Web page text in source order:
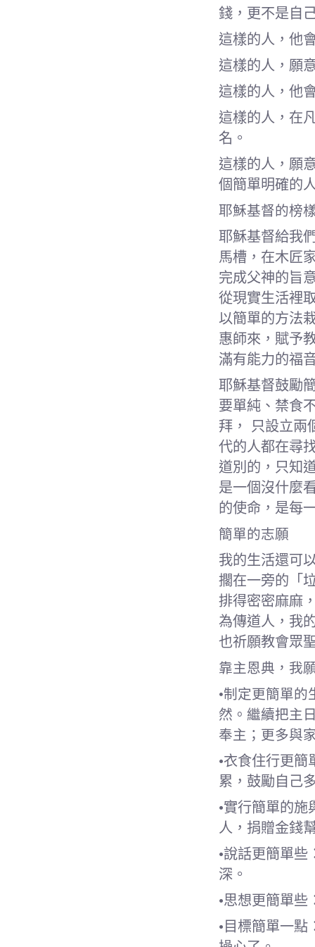
錢，更不是自
這樣的人，他
這樣的人，願
這樣的人，他
這樣的人，在
名。
這樣的人，願
個簡單明確的
耶穌基督的榜
耶穌基督給我
馬槽，在木匠
完成父神的旨
從現實生活裡
以簡單的方法
惠師來，賦予
滿有能力的福
耶穌基督鼓勵
要單純、禁食
拜， 只設立兩
代的人都在尋
道別的，只知
是一個沒什麼
的使命，是每
簡單的志願
我的生活還可
擱在一旁的「
排得密密麻麻
為傳道人，我
也祈願教會眾
靠主恩典，我
•制定更簡單
然。繼續把主
奉主；更多與
•衣食住行更
累，鼓勵自己
•實行簡單的
人，捐贈金錢
•說話更簡單
深。
•思想更簡單
•目標簡單一